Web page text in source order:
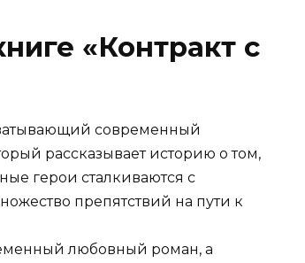
«Контракт с
современный
рассказывает историю о том,
герои сталкиваются с
препятствий на пути к
любовный роман, а